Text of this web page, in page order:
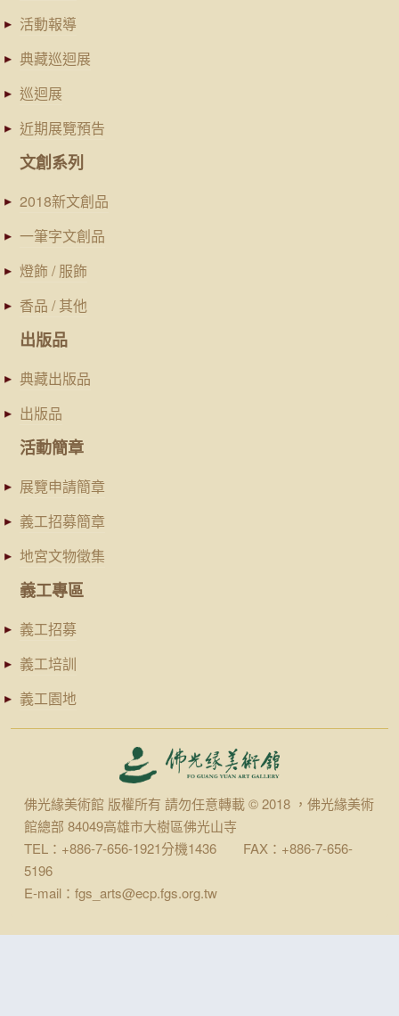
活動報導
典藏巡迴展
巡迴展
近期展覽預告
文創系列
2018新文創品
一筆字文創品
燈飾 / 服飾
香品 / 其他
出版品
典藏出版品
出版品
活動簡章
展覽申請簡章
義工招募簡章
地宮文物徵集
義工專區
義工招募
義工培訓
義工園地
佛光緣美術館 版權所有 請勿任意轉載 © 2018 ，佛光緣美術
館總部 84049高雄市大樹區佛光山寺
TEL：+886-7-656-1921分機1436 FAX：+886-7-656-
5196
E-mail：fgs_arts@ecp.fgs.org.tw